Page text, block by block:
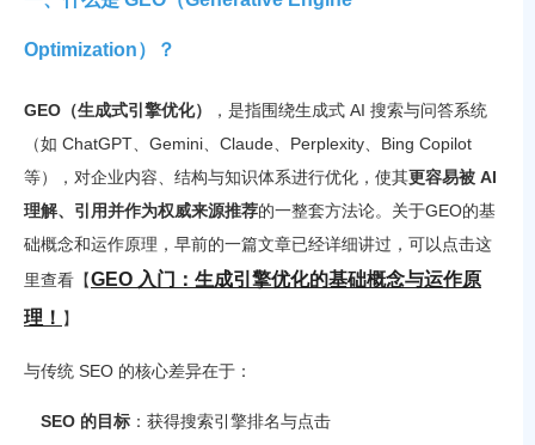
Optimization）？
GEO（生成式引擎优化）
，是指围绕生成式 AI 搜索与问答系统
（如 ChatGPT、Gemini、Claude、Perplexity、Bing Copilot
等），对企业内容、结构与知识体系进行优化，使其更容易被 AI
理解、引用并作为权威来源推荐的一整套方法论。关于GEO的基
础概念和运作原理，早前的一篇文章已经详细讲过，可以点击这
里查看【GEO 入门：生成引擎优化的基础概念与运作原
理！ 】
与传统 SEO 的核心差异在于：
SEO 的目标 ：获得搜索引擎排名与点击